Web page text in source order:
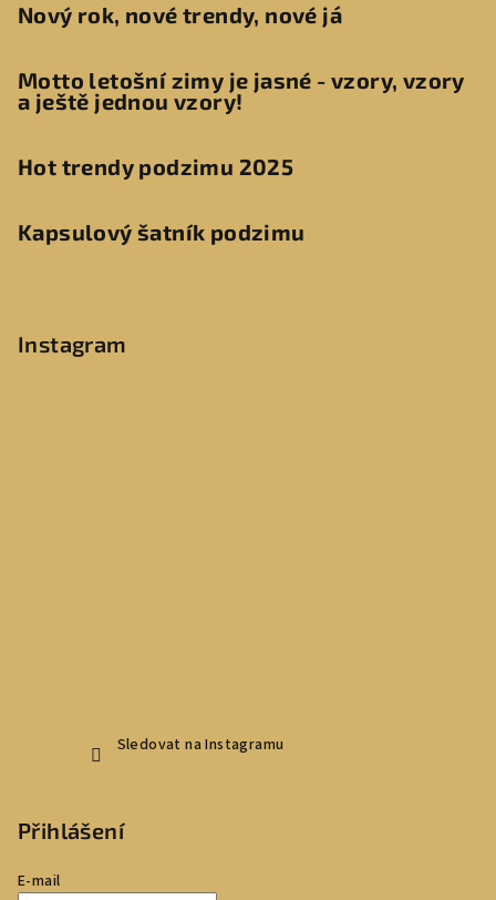
Nový rok, nové trendy, nové já
Motto letošní zimy je jasné - vzory, vzory
a ještě jednou vzory!
Hot trendy podzimu 2025
Kapsulový šatník podzimu
Instagram
Sledovat na Instagramu
Přihlášení
E-mail